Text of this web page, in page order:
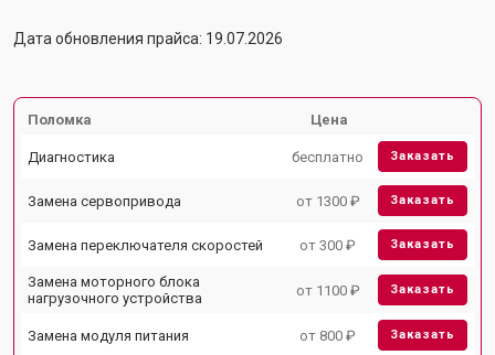
Дата обновления прайса: 19.07.2026
Поломка Цена
Диагностика бесплатно Заказать
Замена сервопривода от 1300 ₽ Заказать
Замена переключателя скоростей от 300 ₽ Заказать
Замена моторного блока
нагрузочного устройства
от 1100 ₽ Заказать
Замена модуля питания от 800 ₽ Заказать